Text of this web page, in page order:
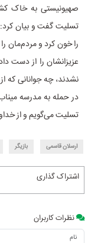
صهیونیستی به خاک
تسلیت گفت و بیان
را خون کرد و مردم‌مان
عزیزانشان را از دست
نشدند، چه جوانانی که
در حمله به مدرسه
تسلیت می‌گویم و از
ارسلان قاسمی بازیگر
اشتراک گذاری
نظرات کاربران